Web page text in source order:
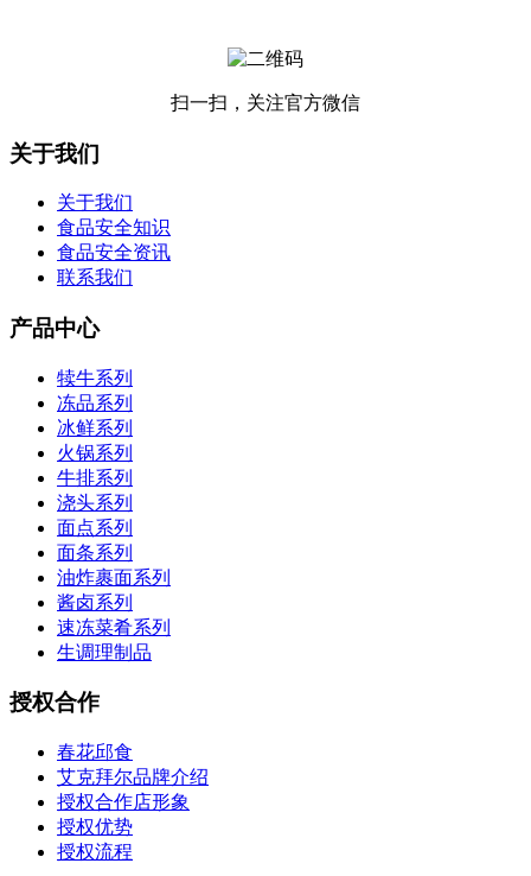
扫一扫，关注官方微信
关于我们
关于我们
食品安全知识
食品安全资讯
联系我们
产品中心
犊牛系列
冻品系列
冰鲜系列
火锅系列
牛排系列
浇头系列
面点系列
面条系列
油炸裹面系列
酱卤系列
速冻菜肴系列
生调理制品
授权合作
春花邱食
艾克拜尔品牌介绍
授权合作店形象
授权优势
授权流程